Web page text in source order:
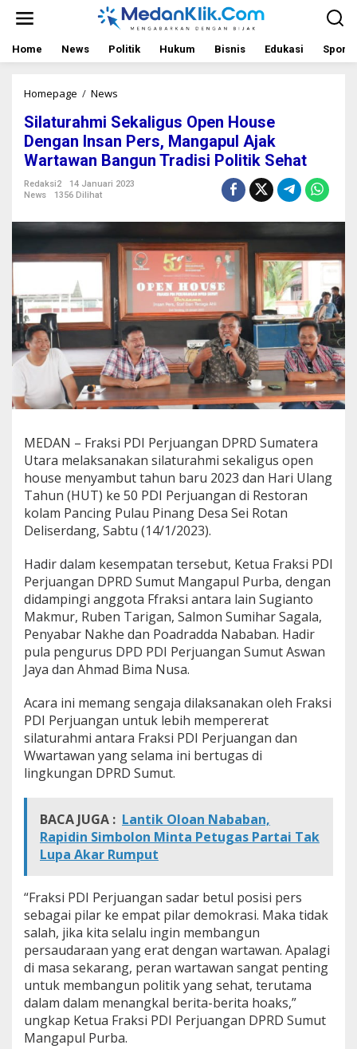
t
Home News Politik Hukum Bisnis Edukasi Sport
Homepage / News
l
a
t
u
r
m
S
k
l
i
g
u
s
O
p
e
H
o
u
s
e
D
e
n
a
n
I
n
s
a
n
P
s
M
a
n
g
p
u
l
A
k
W
r
t
a
w
a
n
B
a
Silaturahmi Sekaligus Open House
Dengan Insan Pers, Mangapul Ajak
Wartawan Bangun Tradisi Politik Sehat
Redaksi2
14 Januari 2023
News
1356 Dilihat
MEDAN – Fraksi PDI Perjuangan DPRD Sumatera
Utara melaksanakan silaturahmi sekaligus open
house menyambut tahun baru 2023 dan Hari Ulang
Tahun (HUT) ke 50 PDI Perjuangan di Restoran
kolam Pancing Pulau Pinang Desa Sei Rotan
Deliserdang, Sabtu (14/1/2023).
Hadir dalam kesempatan tersebut, Ketua Fraksi PDI
Perjuangan DPRD Sumut Mangapul Purba, dengan
didampingi anggota Ffraksi antara lain Sugianto
Makmur, Ruben Tarigan, Salmon Sumihar Sagala,
Penyabar Nakhe dan Poadradda Nababan. Hadir
pula pengurus DPD PDI Perjuangan Sumut Aswan
Jaya dan Ahmad Bima Nusa.
Acara ini memang sengaja dilaksanakan oleh Fraksi
PDI Perjuangan untuk lebih mempererat
silaturahmi antara Fraksi PDI Perjuangan dan
Wwartawan yang selama ini bertugas di
lingkungan DPRD Sumut.
BACA JUGA : Lantik Oloan Nababan,
Rapidin Simbolon Minta Petugas Partai Tak
Lupa Akar Rumput
“Fraksi PDI Perjuangan sadar betul posisi pers
sebagai pilar ke empat pilar demokrasi. Maka tidak
salah, jika kita selalu ingin membangun
persaudaraan yang erat dengan wartawan. Apalagi
di masa sekarang, peran wartawan sangat penting
untuk membangun politik yang sehat, terutama
dalam dalam menangkal berita-berita hoaks,”
ungkap Ketua Fraksi PDI Perjuangan DPRD Sumut
Mangapul Purba.